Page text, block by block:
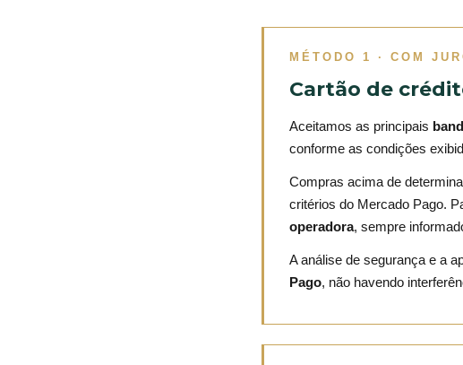
MÉTODO 1 · COM
Cartão de
Aceitamos as principais
conforme as condições
Compras acima de
critérios do Mercado Pago.
operadora, sempre
A análise de segurança e a
Pago, não havendo